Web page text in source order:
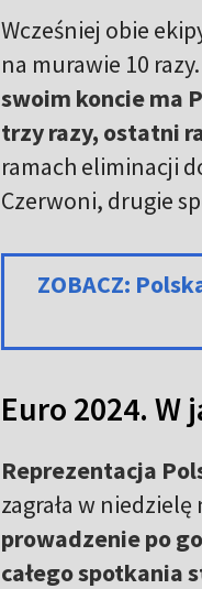
Wcześniej obie
na murawie 10 razy.
swoim koncie ma
trzy razy, ostatni
ramach eliminacji
Czerwoni, drugie
ZOBACZ:
Euro 2024.
Reprezentacja
zagrała w
prowadzenie po
całego spotkania